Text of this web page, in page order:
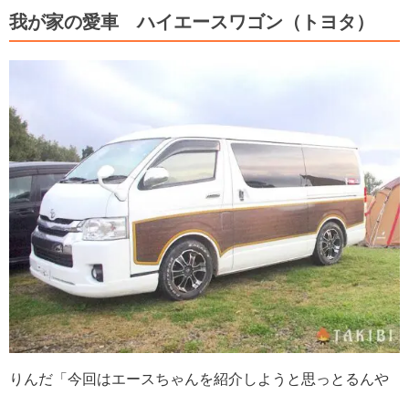
我が家の愛車 ハイエースワゴン（トヨタ）
りんだ「今回はエースちゃんを紹介しようと思っとるんや